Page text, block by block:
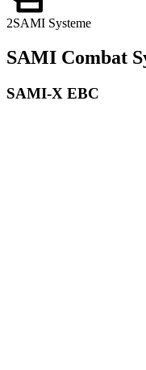
2SAMI Systeme
SAMI Combat
SAMI-X EBC